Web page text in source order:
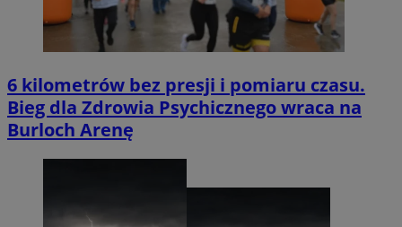
6 kilometrów bez presji i pomiaru czasu.
Bieg dla Zdrowia Psychicznego wraca na
Burloch Arenę